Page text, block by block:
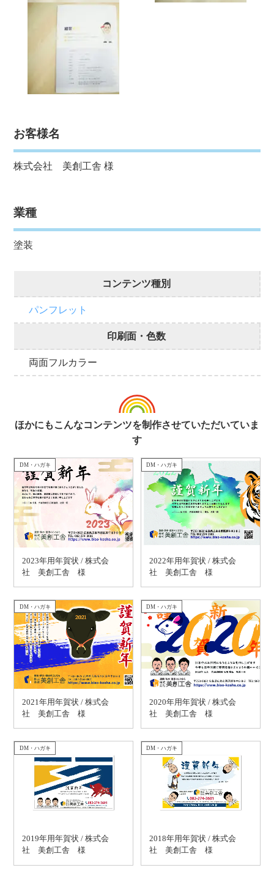
お客様名
株式会社 美創工舎 様
業種
塗装
コンテンツ種別
パンフレット
印刷面・色数
両面フルカラー
ほかにもこんなコンテンツを制作させていただいていま
す
DM・ハガキ
2023年用年賀状 / 株式会
社 美創工舎 様
DM・ハガキ
2022年用年賀状 / 株式会
社 美創工舎 様
DM・ハガキ
2021年用年賀状 / 株式会
社 美創工舎 様
DM・ハガキ
2020年用年賀状 / 株式会
社 美創工舎 様
DM・ハガキ
2019年用年賀状 / 株式会
社 美創工舎 様
DM・ハガキ
2018年用年賀状 / 株式会
社 美創工舎 様